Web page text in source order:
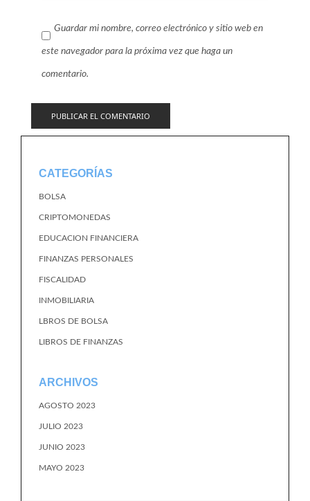
Guardar mi nombre, correo electrónico y sitio web en
este navegador para la próxima vez que haga un
comentario.
CATEGORÍAS
BOLSA
CRIPTOMONEDAS
EDUCACION FINANCIERA
FINANZAS PERSONALES
FISCALIDAD
INMOBILIARIA
LBROS DE BOLSA
LIBROS DE FINANZAS
ARCHIVOS
AGOSTO 2023
JULIO 2023
JUNIO 2023
MAYO 2023